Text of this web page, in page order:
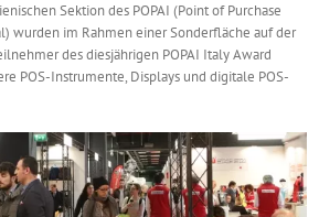
Sektion des POPAI (Point of Purchase
wurden im Rahmen einer Sonderfläche auf der
des diesjährigen POPAI Italy Award
POS-Instrumente, Displays und digitale POS-